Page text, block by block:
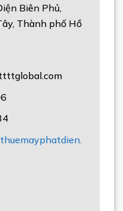
Biên Phủ,
Thành phố Hồ